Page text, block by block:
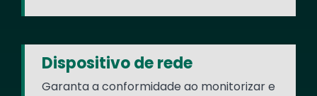
Dispositivo de rede
Garanta a conformidade ao monitorizar e